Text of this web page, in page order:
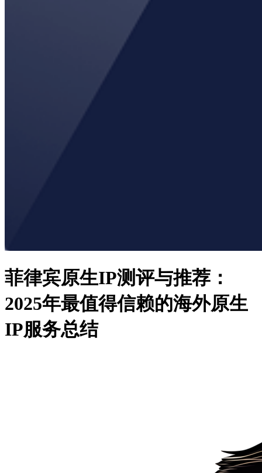
菲律宾原生IP测评与推荐：
2025年最值得信赖的海外原生
IP服务总结